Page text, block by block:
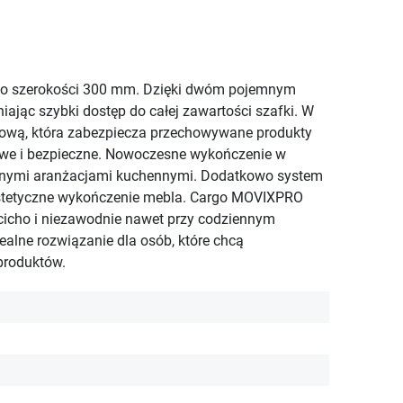
szerokości 300 mm. Dzięki dwóm pojemnym
szybki dostęp do całej zawartości szafki. W
która zabezpiecza przechowywane produkty
i bezpieczne. Nowoczesne wykończenie w
aranżacjami kuchennymi. Dodatkowo system
wykończenie mebla. Cargo MOVIXPRO
i niezawodnie nawet przy codziennym
rozwiązanie dla osób, które chcą